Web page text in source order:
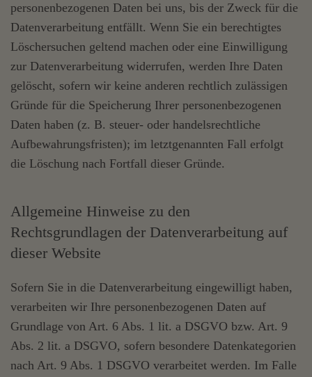
personenbezogenen Daten bei uns, bis der Zweck für die
Datenverarbeitung entfällt. Wenn Sie ein berechtigtes
Löschersuchen geltend machen oder eine Einwilligung
zur Datenverarbeitung widerrufen, werden Ihre Daten
gelöscht, sofern wir keine anderen rechtlich zulässigen
Gründe für die Speicherung Ihrer personenbezogenen
Daten haben (z. B. steuer- oder handelsrechtliche
Aufbewahrungsfristen); im letztgenannten Fall erfolgt
die Löschung nach Fortfall dieser Gründe.
Allgemeine Hinweise zu den
Rechtsgrundlagen der Datenverarbeitung auf
dieser Website
Sofern Sie in die Datenverarbeitung eingewilligt haben,
verarbeiten wir Ihre personenbezogenen Daten auf
Grundlage von Art. 6 Abs. 1 lit. a DSGVO bzw. Art. 9
Abs. 2 lit. a DSGVO, sofern besondere Datenkategorien
nach Art. 9 Abs. 1 DSGVO verarbeitet werden. Im Falle